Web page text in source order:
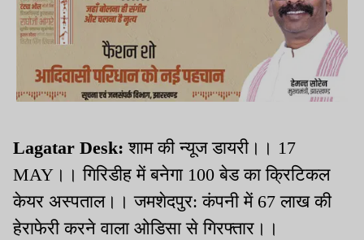
Lagatar Desk: शाम की न्यूज डायरी।। 17
MAY।। गिरिडीह में बनेगा 100 बेड का क्रिटिकल
केयर अस्पताल।। जमशेदपुर: कंपनी में 67 लाख की
हेराफेरी करने वाला ओडिसा से गिरफ्तार।।